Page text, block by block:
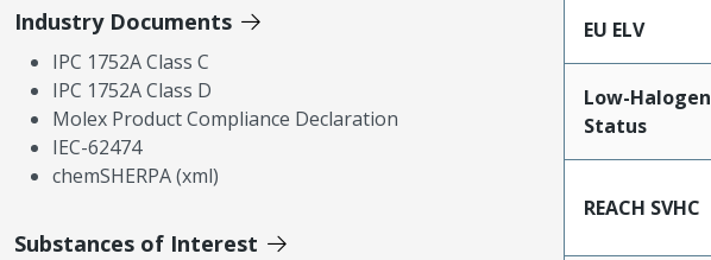
Industry Documents
IPC 1752A Class C
IPC 1752A Class D
Molex Product Compliance Declaration
IEC-62474
chemSHERPA (xml)
Substances of Interest
EU ELV
Low-Halogen
Status
REACH SVHC